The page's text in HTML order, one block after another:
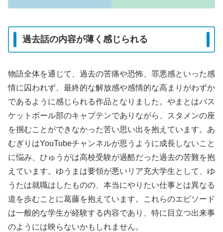
過去話の内容が薄く感じられる
物語全体を通じて、過去の苦痛や恐怖、罪悪感といった感
情に囚われず、最終的な解放感や感情的な高まりがわずか
であるように感じられる作品となりました。やまとはバス
ケットボール部のキャプテンでありながら、スタメンの座
を掴むことができなかった苦い思い出を抱えています。あ
むぎりはYouTubeチャンネルが思うように成長しないこと
に悩み、ひゅうがは高校受験が過酷だった過去の苦難を抱
えています。ゆうまは要領が悪いリア充大学生として、ゆ
うたは就職はしたものの、本当にやりたい仕事とは異なる
道を歩むことに葛藤を抱えています。これらのエピソード
は一般的な学生が経験する内容であり、特に目立つ出来事
のようには映らないかもしれません。